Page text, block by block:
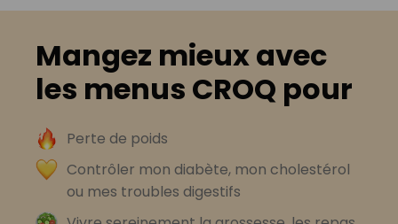
Mangez mieux avec
les menus CROQ pour
Perte de poids
Contrôler mon diabète, mon cholestérol
ou mes troubles digestifs